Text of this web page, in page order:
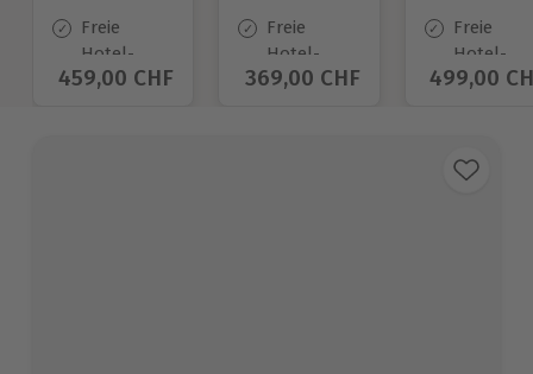
Freie
Hotel-
Auswahl
Aktueller Preis
459,00 CHF
Freie
Hotel-
Auswahl
Aktueller Preis
369,00 CHF
Freie
Hotel-
Auswahl
Aktueller
499,00